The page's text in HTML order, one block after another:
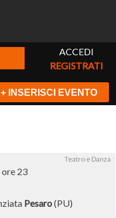
ACCEDI
REGISTRATI
+ INSERISCI EVENTO
Teatro e Danza
ore 23
Pesaro(PU)